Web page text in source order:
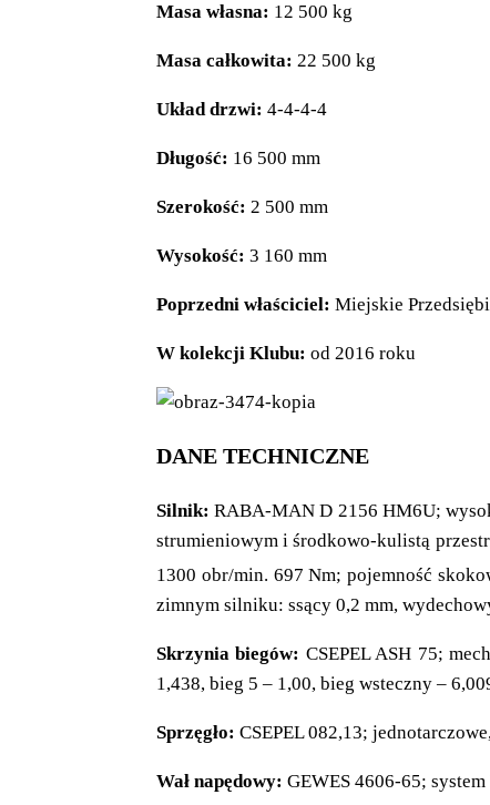
Masa własna: 12 500 kg
Masa całkowita: 22 500 kg
Układ drzwi: 4-4-4-4
Długość: 16 500 mm
Szerokość: 2 500 mm
Wysokość: 3 160 mm
Poprzedni właściciel: Miejskie
W kolekcji Klubu: od 2016 roku
DANE TECHNICZNE
Silnik: RABA-MAN D 2156 HM6U;
strumieniowym i środkowo-kulistą
1300 obr/min. 697 Nm; pojemność
zimnym silniku: ssący 0,2 mm,
Skrzynia biegów: CSEPEL ASH 75;
1,438, bieg 5 – 1,00, bieg wsteczny –
Sprzęgło: CSEPEL 082,13;
Wał napędowy: GEWES 4606-65;